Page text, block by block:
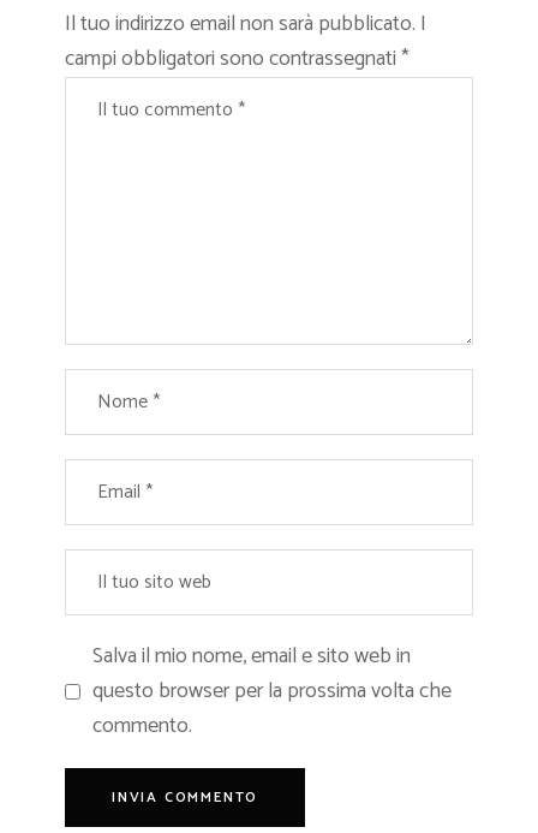
Il tuo indirizzo email non sarà pubblicato. I
campi obbligatori sono contrassegnati*
Salva il mio nome, email e sito web in
questo browser per la prossima volta che
commento.